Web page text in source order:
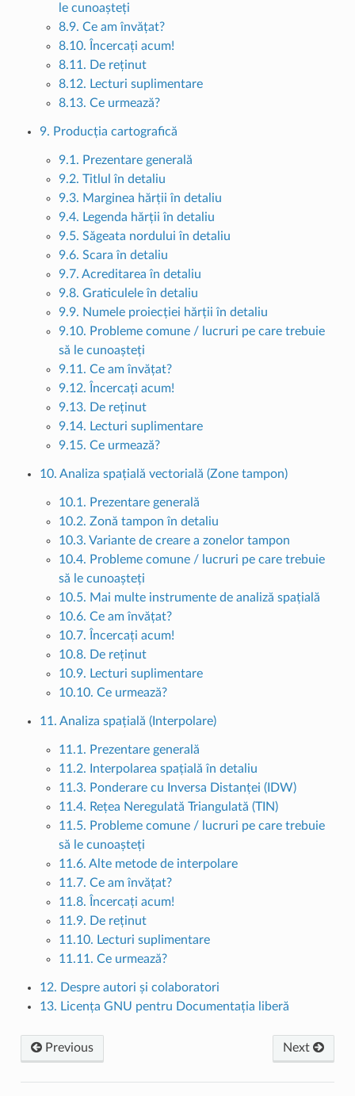
le cunoașteți
8.9. Ce am învățat?
8.10. Încercați acum!
8.11. De reținut
8.12. Lecturi suplimentare
8.13. Ce urmează?
9. Producția cartografică
9.1. Prezentare generală
9.2. Titlul în detaliu
9.3. Marginea hărții în detaliu
9.4. Legenda hărții în detaliu
9.5. Săgeata nordului în detaliu
9.6. Scara în detaliu
9.7. Acreditarea în detaliu
9.8. Graticulele în detaliu
9.9. Numele proiecției hărții în detaliu
9.10. Probleme comune / lucruri pe care trebuie
să le cunoașteți
9.11. Ce am învățat?
9.12. Încercați acum!
9.13. De reținut
9.14. Lecturi suplimentare
9.15. Ce urmează?
10. Analiza spațială vectorială (Zone tampon)
10.1. Prezentare generală
10.2. Zonă tampon în detaliu
10.3. Variante de creare a zonelor tampon
10.4. Probleme comune / lucruri pe care trebuie
să le cunoașteți
10.5. Mai multe instrumente de analiză spațială
10.6. Ce am învățat?
10.7. Încercați acum!
10.8. De reținut
10.9. Lecturi suplimentare
10.10. Ce urmează?
11. Analiza spațială (Interpolare)
11.1. Prezentare generală
11.2. Interpolarea spațială în detaliu
11.3. Ponderare cu Inversa Distanței (IDW)
11.4. Rețea Neregulată Triangulată (TIN)
11.5. Probleme comune / lucruri pe care trebuie
să le cunoașteți
11.6. Alte metode de interpolare
11.7. Ce am învățat?
11.8. Încercați acum!
11.9. De reținut
11.10. Lecturi suplimentare
11.11. Ce urmează?
12. Despre autori și colaboratori
13. Licența GNU pentru Documentația liberă
Previous Next